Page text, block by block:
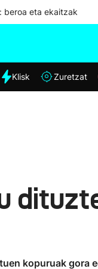
beroa eta ekaitzak
Klisk Zuretzat
kopuruak gora